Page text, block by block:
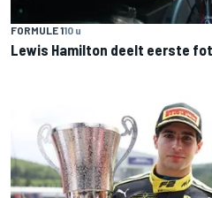
FORMULE 110 u
Lewis Hamilton deelt eerste